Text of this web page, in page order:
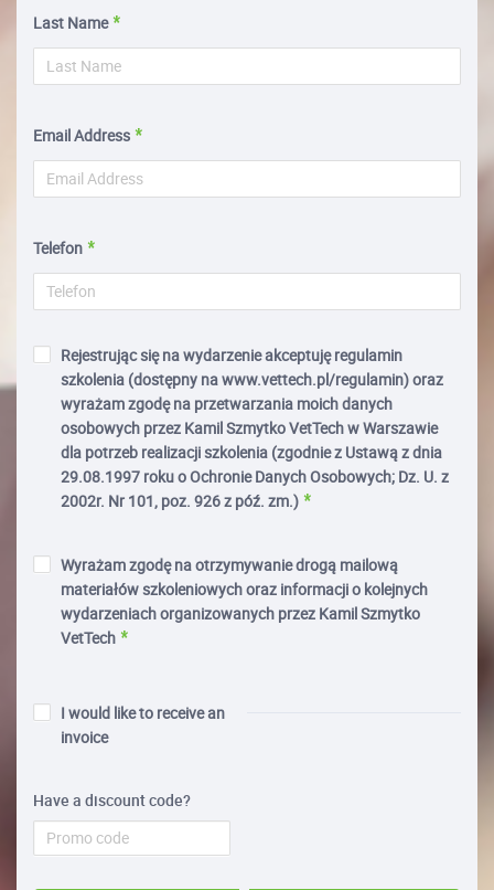
Last Name
Email Address
Telefon
Rejestrując się na wydarzenie akceptuję regulamin
szkolenia (dostępny na www.vettech.pl/regulamin) oraz
wyrażam zgodę na przetwarzania moich danych
osobowych przez Kamil Szmytko VetTech w Warszawie
dla potrzeb realizacji szkolenia (zgodnie z Ustawą z dnia
29.08.1997 roku o Ochronie Danych Osobowych; Dz. U. z
2002r. Nr 101, poz. 926 z póź. zm.)
Wyrażam zgodę na otrzymywanie drogą mailową
materiałów szkoleniowych oraz informacji o kolejnych
wydarzeniach organizowanych przez Kamil Szmytko
VetTech
I would like to receive an
invoice
Have a discount code?